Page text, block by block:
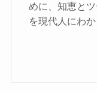
めに、知恵と
を現代人にわ